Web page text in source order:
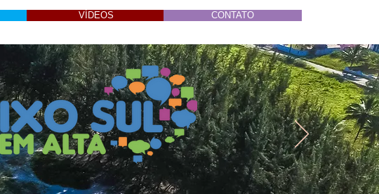
VÍDEOS CONTATO